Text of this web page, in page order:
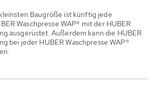
Baugröße ist künftig jede
Waschpresse WAP® mit der HUBER
ausgerüstet. Außerdem kann die HUBER
bei jeder HUBER Waschpresse WAP®